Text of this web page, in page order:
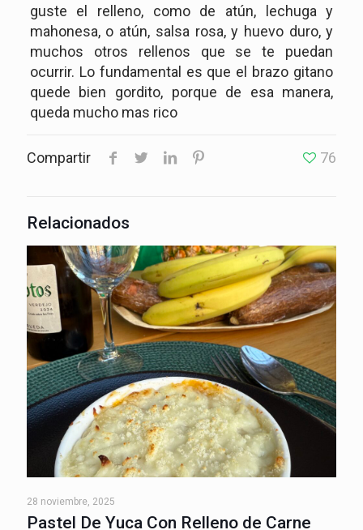
guste el relleno, como de atún, lechuga y
mahonesa, o atún, salsa rosa, y huevo duro, y
muchos otros rellenos que se te puedan
ocurrir. Lo fundamental es que el brazo gitano
quede bien gordito, porque de esa manera,
queda mucho mas rico
Compartir 76
Relacionados
28 noviembre, 2025
Pastel De Yuca Con Relleno de Carne